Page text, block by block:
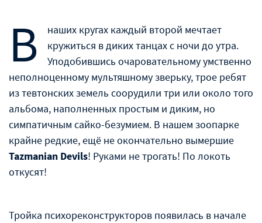
В
наших кругах каждый второй мечтает
кружиться в диких танцах с ночи до утра.
Уподобившись очаровательному умственно
неполноценному мультяшному зверьку, трое ребят
из тевтонских земель соорудили три или около того
альбома, наполненных простым и диким, но
симпатичным сайко-безумием. В нашем зоопарке
крайне редкие, ещё не окончательно вымершие
Tazmanian Devils! Руками не трогать! По локоть
откусят!
Тройка психореконструкторов появилась в начале